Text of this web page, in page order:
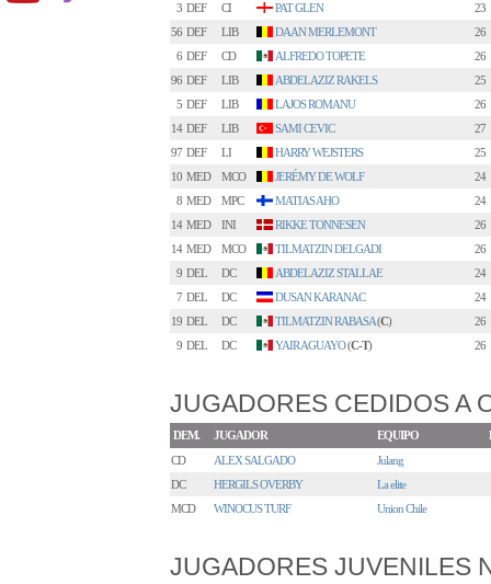
3 DEF CI PAT GLEN
23
56 DEF LIB DAAN MERLEMONT
26
6 DEF CD ALFREDO TOPETE
26
96 DEF LIB ABDELAZIZ RAKELS
25
5 DEF LIB LAJOS ROMANU
26
14 DEF LIB SAMI CEVIC
27
97 DEF LI HARRY WEJSTERS
25
10 MED MCO JERÉMY DE WOLF
24
8 MED MPC MATIAS AHO
24
14 MED INI RIKKE TONNESEN
26
14 MED MCO TILMATZIN DELGADI
26
9 DEL DC ABDELAZIZ STALLAE
24
7 DEL DC DUSAN KARANAC
24
19 DEL DC TILMATZIN RABASA(C)
26
9 DEL DC YAIR AGUAYO(C-T) 26
JUGADORES CEDIDOS A
DEM. JUGADOR EQUIPO
CD
ALEX SALGADO
Julang
DC
HERGILS OVERBY
La elite
MCD
WINOCUS TURF Union Chile
JUGADORES JUVENILES